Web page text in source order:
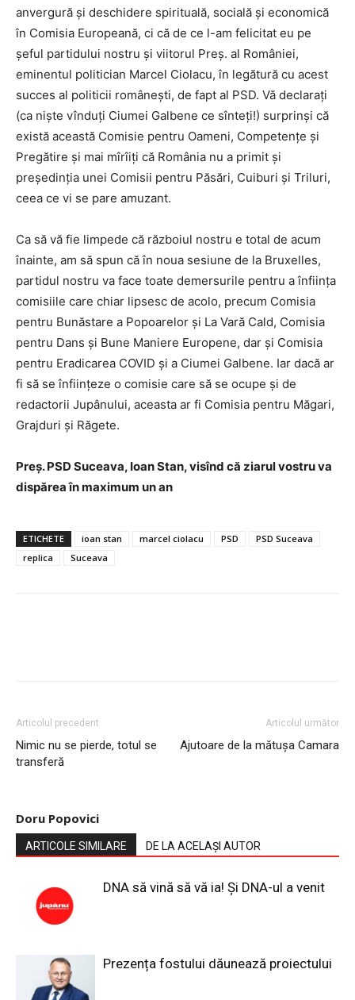
anvergură și deschidere spirituală, socială și economică
în Comisia Europeană, ci că de ce l-am felicitat eu pe
șeful partidului nostru și viitorul Preș. al României,
eminentul politician Marcel Ciolacu, în legătură cu acest
succes al politicii românești, de fapt al PSD. Vă declarați
(ca niște vînduți Ciumei Galbene ce sînteți!) surprinși că
există această Comisie pentru Oameni, Competențe și
Pregătire și mai mîrîiți că România nu a primit și
președinția unei Comisii pentru Păsări, Cuiburi și Triluri,
ceea ce vi se pare amuzant.
Ca să vă fie limpede că războiul nostru e total de acum
înainte, am să spun că în noua sesiune de la Bruxelles,
partidul nostru va face toate demersurile pentru a înființa
comisiile care chiar lipsesc de acolo, precum Comisia
pentru Bunăstare a Popoarelor și La Vară Cald, Comisia
pentru Dans și Bune Maniere Europene, dar și Comisia
pentru Eradicarea COVID și a Ciumei Galbene. Iar dacă ar
fi să se înființeze o comisie care să se ocupe și de
redactorii Jupânului, aceasta ar fi Comisia pentru Măgari,
Grajduri și Răgete.
Preș. PSD Suceava, Ioan Stan, visînd că ziarul vostru va
dispărea în maximum un an
ETICHETE ioan stan marcel ciolacu PSD
PSD Suceava
replica
Suceava
Articolul precedent
Nimic nu se pierde, totul se
transferă
Articolul următor
Ajutoare de la mătușa Camara
Doru Popovici
ARTICOLE SIMILARE DE LA ACELAȘI AUTOR
DNA să vină să vă ia! Și DNA-ul a venit
Prezența fostului dăunează proiectului